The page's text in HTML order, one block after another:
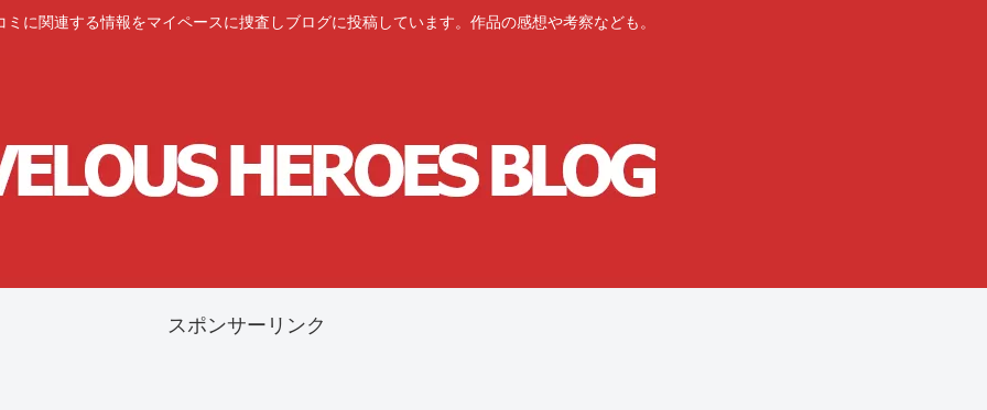
に関連する情報をマイペースに捜査しブログに投稿しています。作品の感想や考察なども。
スポンサーリンク